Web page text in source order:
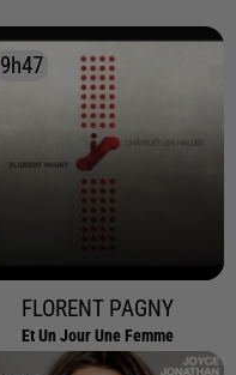
9h47
9h47
FLORENT PAGNY
Et Un Jour Une Femme